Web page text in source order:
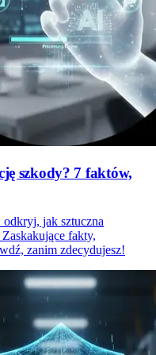
szkody? 7 faktów,
odkryj, jak sztuczna
fakty,
zanim zdecydujesz!